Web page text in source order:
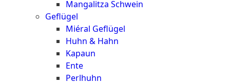
Mangalitza Schwein
Geflügel
Miéral Geflügel
Huhn & Hahn
Kapaun
Ente
Perlhuhn